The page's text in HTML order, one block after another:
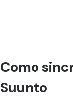
Como
Suunto